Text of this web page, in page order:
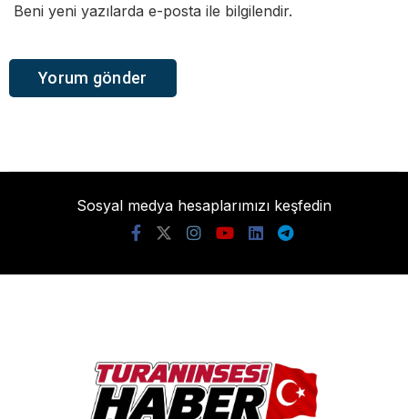
Beni yeni yazılarda e-posta ile bilgilendir.
Sosyal medya hesaplarımızı keşfedin